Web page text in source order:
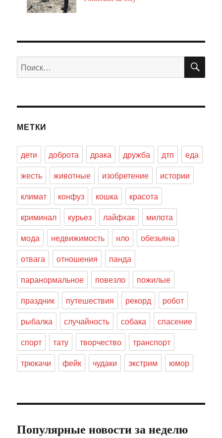
Искать:
МЕТКИ
дети доброта драка дружба дтп
еда
жесть
животные изобретение
истории
климат
конфуз кошка
красота
криминал
курьез лайфхак
милота
мода
недвижимость нло
обезьяна
отвага
отношения
панда
паранормальное
повезло
пожилые
праздник
путешествия рекорд
робот
рыбалка
случайность собака
спасение
спорт
тату творчество
транспорт
трюкачи
фейк чудаки экстрим юмор
Популярные новости за неделю